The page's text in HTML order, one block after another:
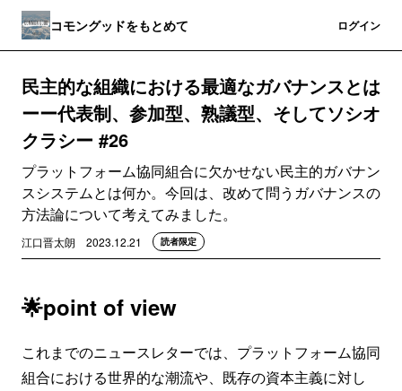
コモングッドをもとめて ログイン
民主的な組織における最適なガバナンスとは
ーー代表制、参加型、熟議型、そしてソシオ
クラシー #26
プラットフォーム協同組合に欠かせない民主的ガバナン
スシステムとは何か。今回は、改めて問うガバナンスの
方法論について考えてみました。
江口晋太朗 2023.12.21 読者限定
🌟point of view
これまでのニュースレターでは、プラットフォーム協同
組合における世界的な潮流や、既存の資本主義に対し